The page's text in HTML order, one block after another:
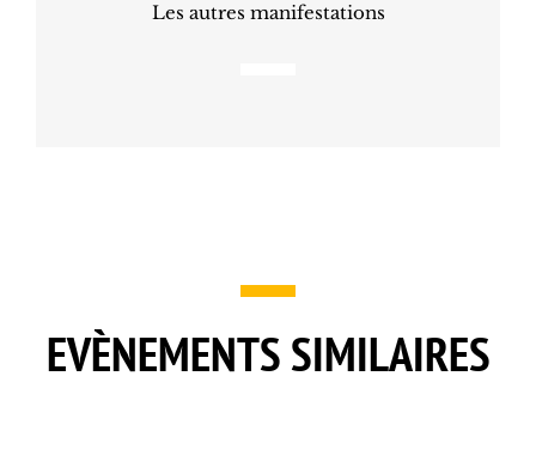
Les autres manifestations
EVÈNEMENTS SIMILAIRES